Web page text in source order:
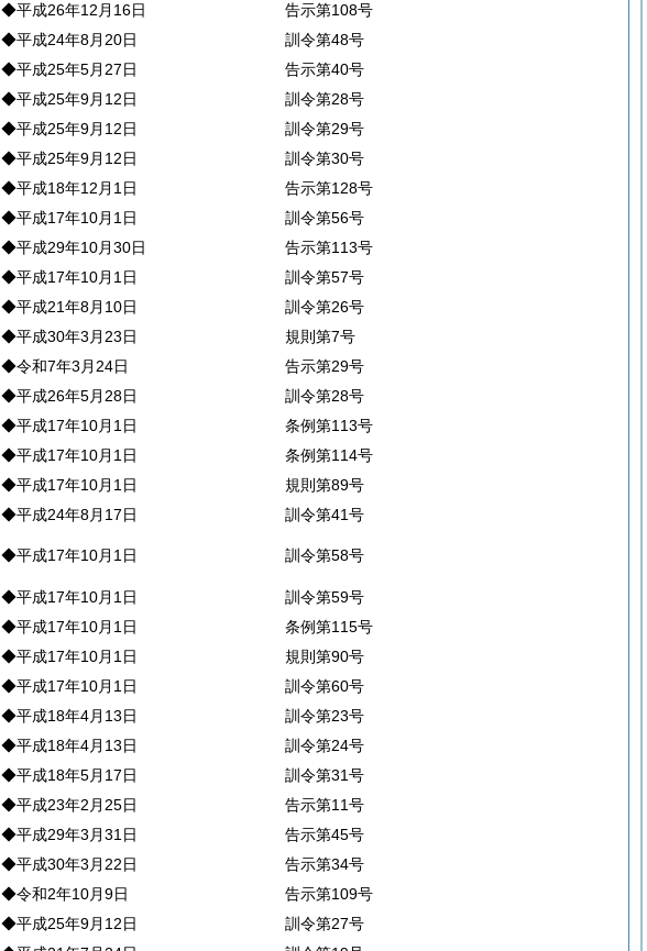
◆平成26年12月16日
告示第108号
◆平成24年8月20日
訓令第48号
◆平成25年5月27日
告示第40号
◆平成25年9月12日
訓令第28号
◆平成25年9月12日
訓令第29号
◆平成25年9月12日
訓令第30号
◆平成18年12月1日
告示第128号
◆平成17年10月1日
訓令第56号
◆平成29年10月30日
告示第113号
◆平成17年10月1日
訓令第57号
◆平成21年8月10日
訓令第26号
◆平成30年3月23日
規則第7号
◆令和7年3月24日
告示第29号
◆平成26年5月28日
訓令第28号
◆平成17年10月1日
条例第113号
◆平成17年10月1日
条例第114号
◆平成17年10月1日
規則第89号
◆平成24年8月17日
訓令第41号
◆平成17年10月1日 訓令第58号
◆平成17年10月1日
訓令第59号
◆平成17年10月1日
条例第115号
◆平成17年10月1日
規則第90号
◆平成17年10月1日
訓令第60号
◆平成18年4月13日
訓令第23号
◆平成18年4月13日
訓令第24号
◆平成18年5月17日
訓令第31号
◆平成23年2月25日
告示第11号
◆平成29年3月31日
告示第45号
◆平成30年3月22日
告示第34号
◆令和2年10月9日
告示第109号
◆平成25年9月12日
訓令第27号